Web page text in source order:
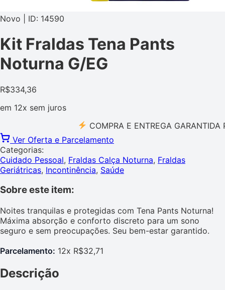
Novo | ID: 14590
Kit Fraldas Tena Pants
Noturna G/EG
R$334,36
em 12x sem juros
COMPRA E ENTREGA GARANTIDA PELO
Ver Oferta e Parcelamento
Categorias:
Cuidado Pessoal, Fraldas Calça Noturna, Fraldas
Geriátricas, Incontinência, Saúde
Sobre este item:
Noites tranquilas e protegidas com Tena Pants Noturna!
Máxima absorção e conforto discreto para um sono
seguro e sem preocupações. Seu bem-estar garantido.
Parcelamento: 12x R$32,71
Descrição